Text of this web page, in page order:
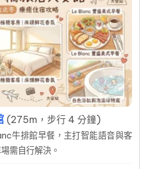
(275m，步行 4 分鐘)
牛排館早餐，主打智能語音與客
需自行解決。